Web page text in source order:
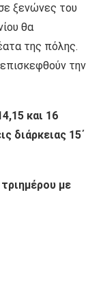
ξενώνες του
θα
της πόλης.
την
και 16
διάρκειας 15΄
με